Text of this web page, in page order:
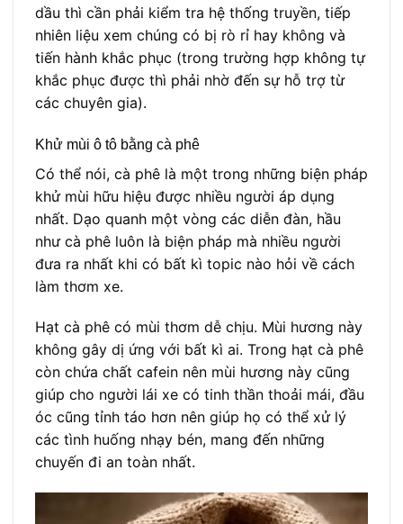
dầu thì cần phải kiểm tra hệ thống truyền, tiếp
nhiên liệu xem chúng có bị rò rỉ hay không và
tiến hành khắc phục (trong trường hợp không tự
khắc phục được thì phải nhờ đến sự hỗ trợ từ
các chuyên gia).
Khử mùi ô tô bằng cà phê
Có thể nói, cà phê là một trong những biện pháp
khử mùi hữu hiệu được nhiều người áp dụng
nhất. Dạo quanh một vòng các diễn đàn, hầu
như cà phê luôn là biện pháp mà nhiều người
đưa ra nhất khi có bất kì topic nào hỏi về cách
làm thơm xe.
Hạt cà phê có mùi thơm dễ chịu. Mùi hương này
không gây dị ứng với bất kì ai. Trong hạt cà phê
còn chứa chất cafein nên mùi hương này cũng
giúp cho người lái xe có tinh thần thoải mái, đầu
óc cũng tỉnh táo hơn nên giúp họ có thể xử lý
các tình huống nhạy bén, mang đến những
chuyến đi an toàn nhất.